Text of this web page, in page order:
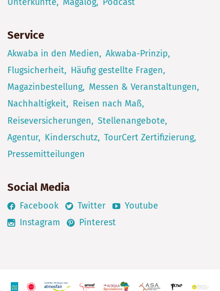
Service
Akwaba in den Medien
Akwaba-Prinzip
Flugsicherheit
Häufig gestellte Fragen
Magazinbestellung
Messen & Veranstaltungen
Nachhaltigkeit
Reisen nach Maß
Reiseversicherungen
Stellenangebote
Agentur
Kinderschutz TourCert Zertifizierung
Pressemitteilungen
Social Media
Facebook Twitter
Youtube
Instagram
Pinterest